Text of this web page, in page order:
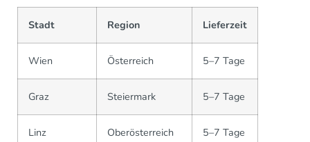
Stadt Region Lieferzeit
Wien Österreich 5–7 Tage
Graz Steiermark 5–7 Tage
Linz Oberösterreich 5–7 Tage